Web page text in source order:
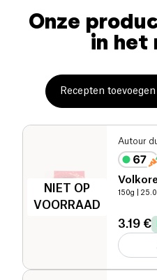
Onze
in het
Recepten
NIET OP
VOORRAAD
Autour
150g |
3.19 €